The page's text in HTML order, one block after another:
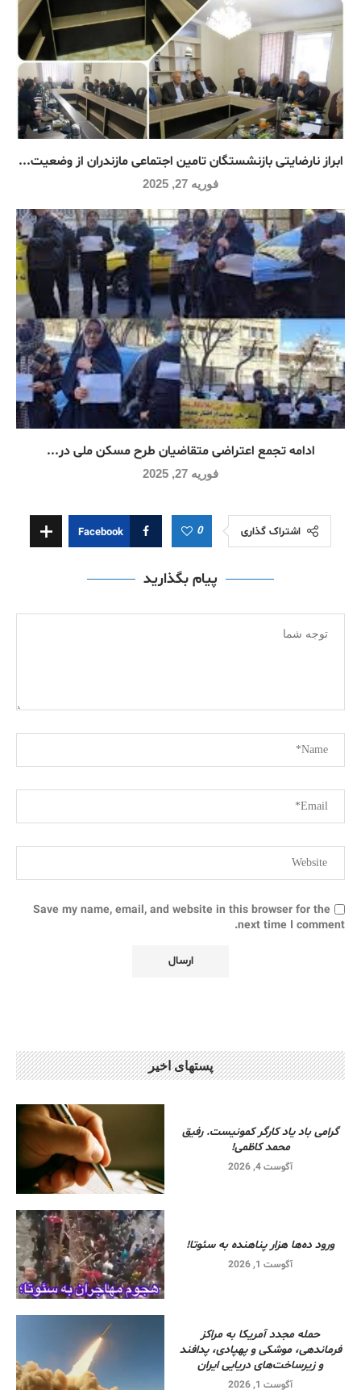
ابراز نارضایتی بازنشستگان تامین اجتماعی مازندران از وضعیت...
فوریه 27, 2025
ادامه تجمع اعتراضی متقاضیان طرح مسکن ملی در...
فوریه 27, 2025
اشتراک گذاری 0
Facebook
پیام بگذارید
Save my name, email, and website in this browser for the
next time I comment.
پستهای اخیر
گرامی باد یاد کارگر کمونیست. رفیق
محمد کاظمی!
آگوست 4, 2026
ورود ده‌ها هزار پناهنده به سئوتا!
آگوست 1, 2026
حمله مجدد آمریکا به مراکز
فرماندهی، موشکی و پهپادی، پدافند
و زیرساخت‌های دریایی ایران
آگوست 1, 2026